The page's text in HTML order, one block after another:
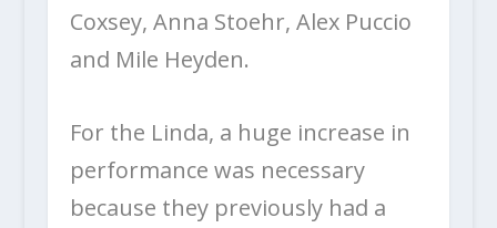
Coxsey, Anna Stoehr, Alex Puccio
and Mile Heyden.
For the Linda, a huge increase in
performance was necessary
because they previously had a